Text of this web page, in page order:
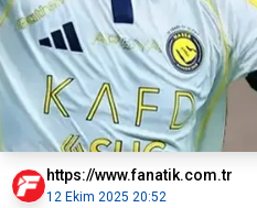
https://www.fanatik.com.tr
12 Ekim 2025 20:52